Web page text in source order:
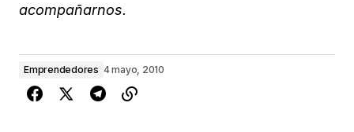
acompañarnos.
Emprendedores 4 mayo, 2010